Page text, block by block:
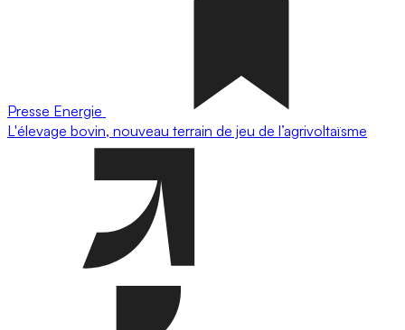
Presse Energie
L'élevage bovin, nouveau terrain de jeu de l’agrivoltaïsme